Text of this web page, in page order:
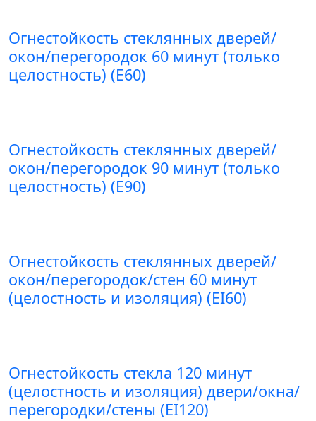
Огнестойкость стеклянных дверей/
окон/перегородок 60 минут (только
целостность) (E60)
Огнестойкость стеклянных дверей/
окон/перегородок 90 минут (только
целостность) (E90)
Огнестойкость стеклянных дверей/
окон/перегородок/стен 60 минут
(целостность и изоляция) (EI60)
Огнестойкость стекла 120 минут
(целостность и изоляция) двери/окна/
перегородки/стены (EI120)